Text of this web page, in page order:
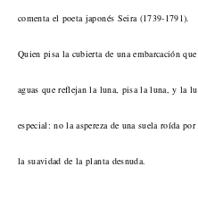
comenta el poeta japonés Seira (1739-1791).
Quien pisa la cubierta de una embarcación
aguas que reflejan la luna, pisa la luna, y la
especial: no la aspereza de una suela roída
la suavidad de la planta desnuda.